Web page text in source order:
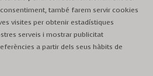
dilluns a dissabte, de 9 a 13 h.
Coloma de Farners
també farem servir cookies
visites per obtenir estadístiques
serveis i mostrar publicitat
a partir dels seus hàbits de